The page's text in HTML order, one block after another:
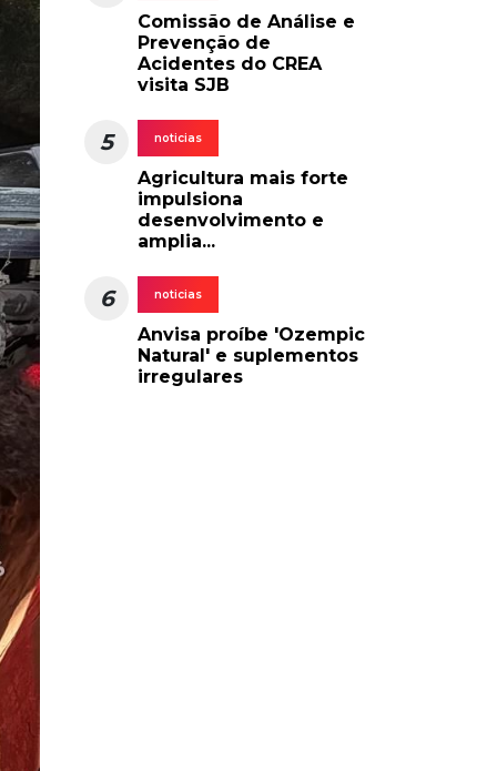
Comissão de Análise e
Prevenção de
Acidentes do CREA
visita SJB
5 noticias
Agricultura mais forte
impulsiona
desenvolvimento e
amplia...
6 noticias
Anvisa proíbe 'Ozempic
Natural' e suplementos
irregulares